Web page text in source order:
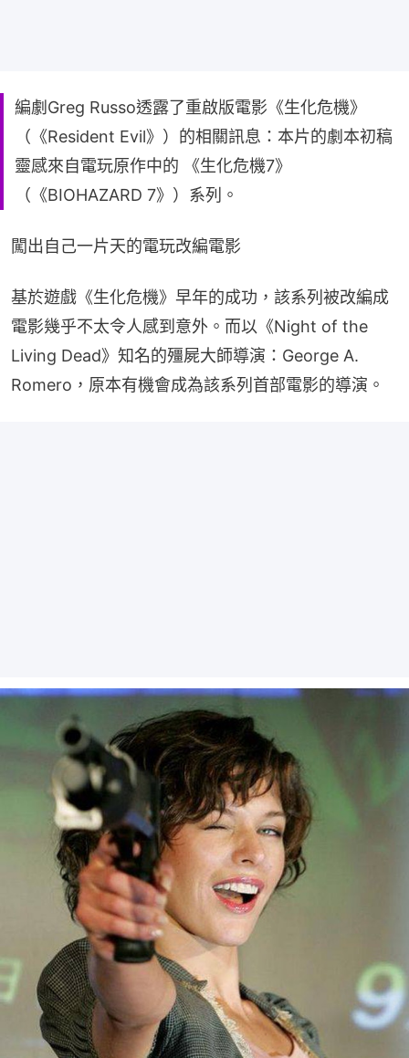
編劇Greg Russo透露了重啟版電影《生化危機》
（《Resident Evil》）的相關訊息：本片的劇本初稿
靈感來自電玩原作中的 《生化危機7》
（《BIOHAZARD 7》）系列。
闖出自己一片天的電玩改編電影
基於遊戲《生化危機》早年的成功，該系列被改編成
電影幾乎不太令人感到意外。而以《Night of the
Living Dead》知名的殭屍大師導演：George A.
Romero，原本有機會成為該系列首部電影的導演。